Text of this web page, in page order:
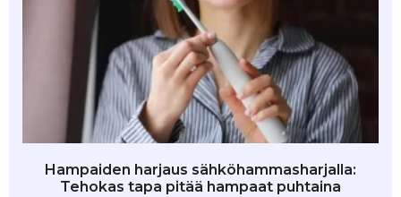
Hampaiden harjaus sähköhammasharjalla:
Tehokas tapa pitää hampaat puhtaina